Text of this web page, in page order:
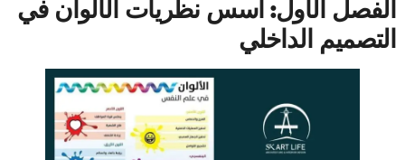
الفصل الأول: أسس نظريات الألوان في
التصميم الداخلي